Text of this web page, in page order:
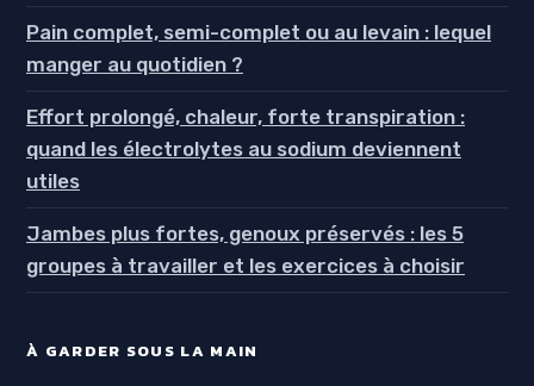
Pain complet, semi-complet ou au levain : lequel
manger au quotidien ?
Effort prolongé, chaleur, forte transpiration :
quand les électrolytes au sodium deviennent
utiles
Jambes plus fortes, genoux préservés : les 5
groupes à travailler et les exercices à choisir
À GARDER SOUS LA MAIN